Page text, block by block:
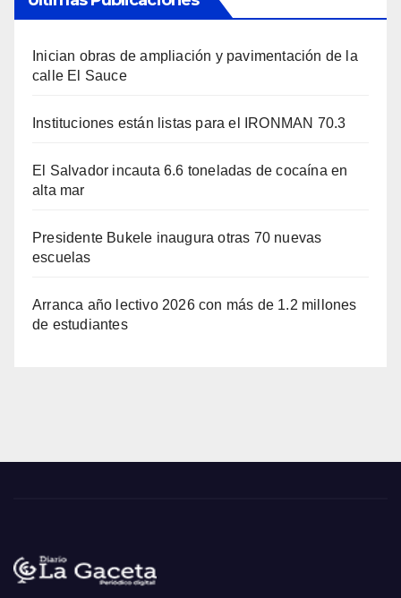
Inician obras de ampliación y pavimentación de la
calle El Sauce
Instituciones están listas para el IRONMAN 70.3
El Salvador incauta 6.6 toneladas de cocaína en
alta mar
Presidente Bukele inaugura otras 70 nuevas
escuelas
Arranca año lectivo 2026 con más de 1.2 millones
de estudiantes